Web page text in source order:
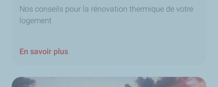
Nos conseils pour la rénovation thermique de votre
logement
En savoir plus